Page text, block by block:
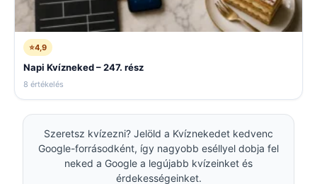
⭐4,9
Napi Kvízneked – 247. rész
8 értékelés
Szeretsz kvízezni? Jelöld a Kvíznekedet kedvenc
Google-forrásodként, így nagyobb eséllyel dobja fel
neked a Google a legújabb kvízeinket és
érdekességeinket.